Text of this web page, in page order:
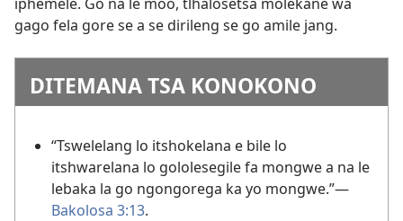
gago fela gore se a se dirileng se go amile jang.
DITEMANA TSA KONOKONO
“Tswelelang lo itshokelana e bile lo
itshwarelana lo gololesegile fa mongwe a na le
lebaka la go ngongorega ka yo mongwe.”—
Bakolosa 3:13.